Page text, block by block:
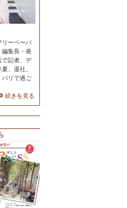
リーペーパ
編集長・発
で記者、デ
、退社。
パリで過ご
続きを見る